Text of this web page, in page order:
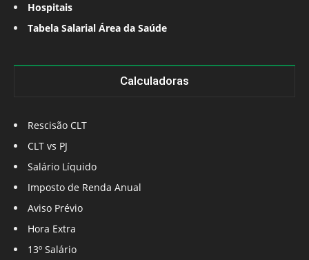
Hospitais
Tabela Salarial Área da Saúde
Calculadoras
Rescisão CLT
CLT vs PJ
Salário Líquido
Imposto de Renda Anual
Aviso Prévio
Hora Extra
13º Salário